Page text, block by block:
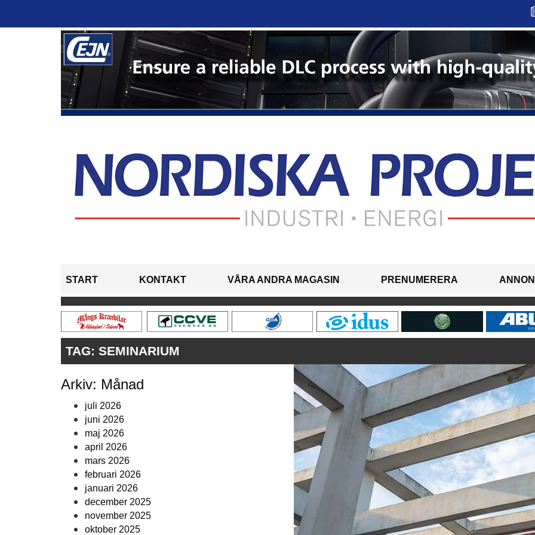
START KONTAKT VÅRA ANDRA MAGASIN PRENUMERERA
TAG: SEMINARIUM
Arkiv: Månad
juli 2026
juni 2026
maj 2026
april 2026
mars 2026
februari 2026
januari 2026
december 2025
november 2025
oktober 2025